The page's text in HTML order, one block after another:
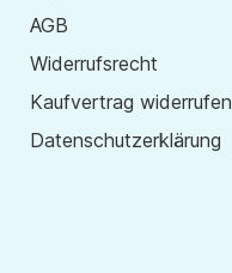
AGB
Widerrufsrecht
Kaufvertrag widerrufen
Datenschutzerklärung